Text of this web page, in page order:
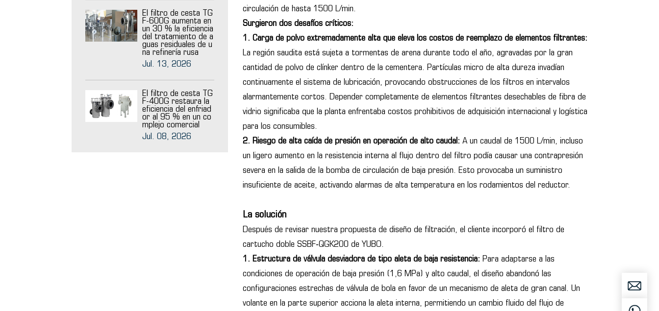
circulación de hasta 1500 L/min.
Surgieron dos desafíos críticos:
1. Carga de polvo extremadamente alta que eleva los costos de reemplazo de elementos filtrantes:
La región saudita está sujeta a tormentas de arena durante todo el año, agravadas por la gran
cantidad de polvo de clínker dentro de la cementera. Partículas micro de alta dureza invadían
continuamente el sistema de lubricación, provocando obstrucciones de los filtros en intervalos
alarmantemente cortos. Depender completamente de elementos filtrantes desechables de fibra de
vidrio significaba que la planta enfrentaba costos prohibitivos de adquisición internacional y logística
para los consumibles.
2. Riesgo de alta caída de presión en operación de alto caudal: A un caudal de 1500 L/min, incluso
un ligero aumento en la resistencia interna al flujo dentro del filtro podía causar una contrapresión
severa en la salida de la bomba de circulación de baja presión. Esto provocaba un suministro
insuficiente de aceite, activando alarmas de alta temperatura en los rodamientos del reductor.
La solución
Después de revisar nuestra propuesta de diseño de filtración, el cliente incorporó el filtro de
cartucho doble SSBF‑QGK200 de YUBO.
1. Estructura de válvula desviadora de tipo aleta de baja resistencia: Para adaptarse a las
condiciones de operación de baja presión (1,6 MPa) y alto caudal, el diseño abandonó las
configuraciones estrechas de válvula de bola en favor de un mecanismo de aleta de gran canal. Un
volante en la parte superior acciona la aleta interna, permitiendo un cambio fluido del flujo de
El filtro de cesta TG
F-600G aumenta en
un 30 % la eficiencia
del tratamiento de a
guas residuales de u
na refinería rusa
Jul. 13, 2026
El filtro de cesta TG
F-400G restaura la
eficiencia del enfriad
or al 95 % en un co
mplejo comercial
Jul. 08, 2026